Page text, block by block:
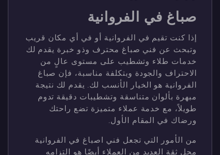
صباغ في الفروانية
إذا كنت تقيم في الفروانية أو في أي مكان قريب
وتبحث عن فني صباغ محترف وذو خبرة يقدم لك
خدمات طلاء وتشطيب على مستوى عالٍ من
الاحتراف والجودة وبتكلفة مناسبة، فإن صباغ
الفروانية هو الخيار الأنسب لك. يقدم لك نتيجة
مبهرة بألوان متناسقة وتشطيبات دقيقة تدوم
طويلاً، مع خدمة عملاء متميزة تضع راحتك
ورضاك في المقام الأول.
من الأمور التي تجعل فني اصباغ في الفروانية
محل ثقة العديد من العملاء أيضًا هو التزامه